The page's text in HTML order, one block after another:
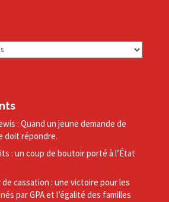
: Quand un jeune demande de
doit répondre.
: un coup de boutoir porté à l’État
de cassation : une victoire pour les
par GPA et l’égalité des familles